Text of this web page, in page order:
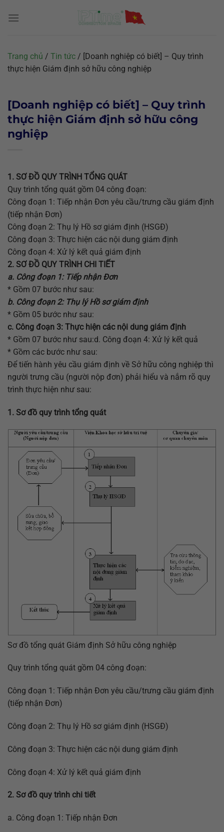
đến
Trang chủ / Tin tức / [Doanh nghiệp có biết] – Quy trình
thực hiện Giám định sở hữu công nghiệp
[Doanh nghiệp có biết] – Quy trình
thực hiện Giám định sở hữu công
nghiệp
1. SƠ ĐỒ QUY TRÌNH TỔNG QUÁT
Quy trình tổng quát gồm 04 công đoạn:
Công đoạn 1: Tiếp nhận Đơn yêu cầu/trưng cầu giám định
(tiếp nhận Đơn)
Công đoạn 2: Thụ lý Hồ sơ giám định (HSGĐ)
Công đoạn 3: Thực hiện các nội dung giám định
Công đoạn 4: Xử lý kết quả giám định
2. SƠ ĐỒ QUY TRÌNH CHI TIẾT
a. Công đoạn 1: Tiếp nhận Đơn
* Gồm 07 bước như sau:
b. Công đoạn 2: Thụ lý Hồ sơ giám định
* Gồm 05 bước như sau:
c. Công đoạn 3: Thực hiện các nội dung giám định
* Gồm 07 bước như sau:d. Công đoạn 4: Xử lý kết quả
* Gồm các bước như sau:
Để tiến hành yêu cầu giám định về Sở hữu công nghiệp thì
người trưng cầu (người nộp đơn) phải hiểu và nắm rõ quy
trình thực hiện như sau:
1. Sơ đồ quy trình tổng quát
Sơ đồ tổng quát Giám định Sở hữu công nghiệp
Quy trình tổng quát gồm 04 công đoạn:
Công đoạn 1: Tiếp nhận Đơn yêu cầu/trưng cầu giám định
(tiếp nhận Đơn)
Công đoạn 2: Thụ lý Hồ sơ giám định (HSGĐ)
Công đoạn 3: Thực hiện các nội dung giám định
Công đoạn 4: Xử lý kết quả giám định
2. Sơ đồ quy trình chi tiết
a. Công đoạn 1: Tiếp nhận Đơn